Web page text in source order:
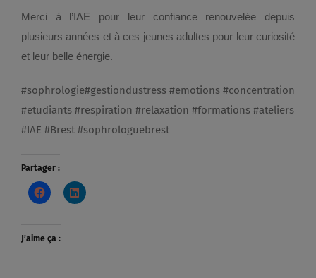
Merci à l’IAE pour leur confiance renouvelée depuis
plusieurs années et à ces jeunes adultes pour leur curiosité
et leur belle énergie.
#sophrologie#gestiondustress #emotions #concentration
#etudiants #respiration #relaxation #formations #ateliers
#IAE #Brest #sophrologuebrest
Partager :
J’aime ça :